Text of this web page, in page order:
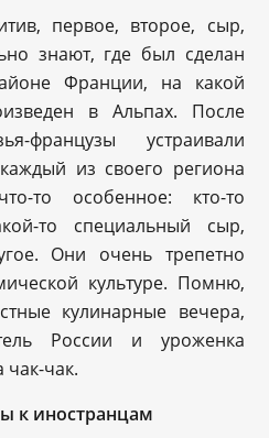
первое, второе, сыр,
знают, где был сделан
Франции, на какой
в Альпах. После
французы устраивали
из своего региона
то особенное: кто-то
то специальный сыр,
Они очень трепетно
культуре. Помню,
кулинарные вечера,
России и уроженка
чак.
к иностранцам